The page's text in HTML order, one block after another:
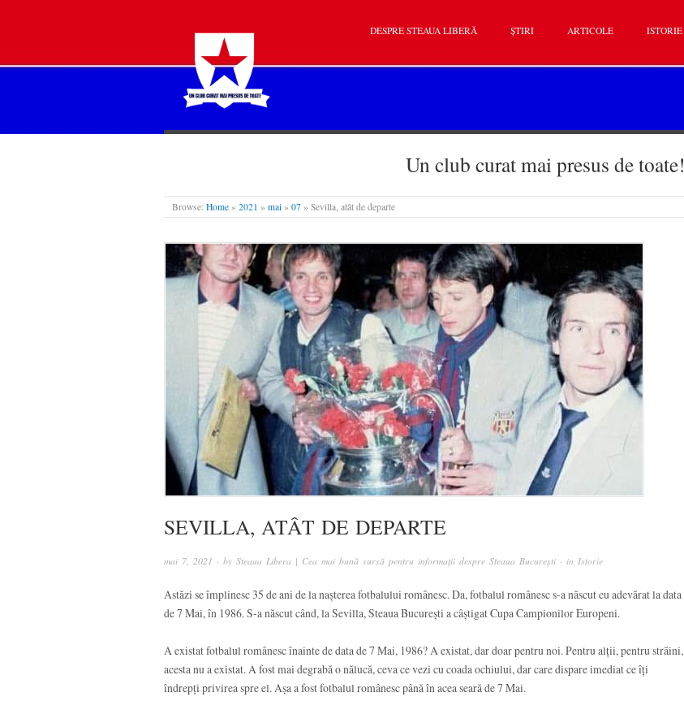
STEAUA LIBERĂ
DESPRE STEAUA LIBERĂ ȘTIRI ARTICOLE ISTORIE
Un club curat mai presus de toate!
Browse: Home » 2021 » mai » 07 » Sevilla, atât de departe
SEVILLA, ATÂT DE DEPARTE
mai 7, 2021 · by Steaua Libera | Cea mai bună sursă pentru informații despre Steaua București · in Istorie
Astăzi se împlinesc 35 de ani de la nașterea fotbalului românesc. Da, fotbalul românesc s-a născut cu adevărat la data
de 7 Mai, în 1986. S-a născut când, la Sevilla, Steaua București a câștigat Cupa Campionilor Europeni.
A existat fotbalul românesc înainte de data de 7 Mai, 1986? A existat, dar doar pentru noi. Pentru alții, pentru străini,
acesta nu a existat. A fost mai degrabă o nălucă, ceva ce vezi cu coada ochiului, dar care dispare imediat ce îți
îndrepți privirea spre el. Așa a fost fotbalul românesc până în acea seară de 7 Mai.